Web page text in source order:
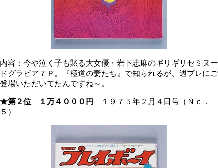
内容：今や泣く子も黙る大女優・岩下志麻のギリギリセミヌー
ドグラビア７Ｐ。『極道の妻たち』で知られるが、週プレにご
登場いただいてたんですね～。
★第２位 １万４０００円
１９７５年２月４日号（Ｎｏ．
５）